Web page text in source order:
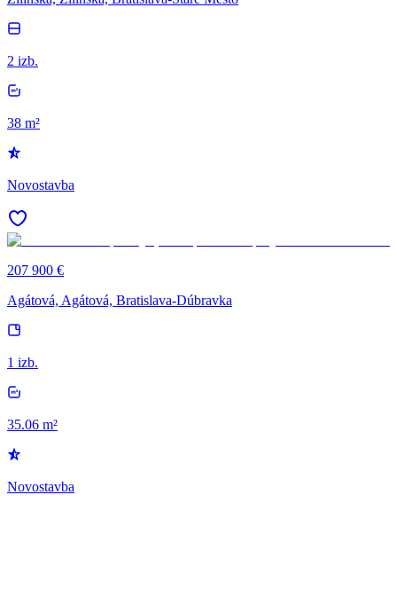
2 izb.
38 m²
Novostavba
207 900 €
Agátová, Agátová, Bratislava-Dúbravka
1 izb.
35.06 m²
Novostavba